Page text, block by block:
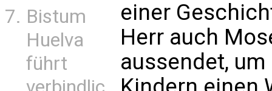
Bistum
Huelva
führt
einer
Herr auch
aussendet,